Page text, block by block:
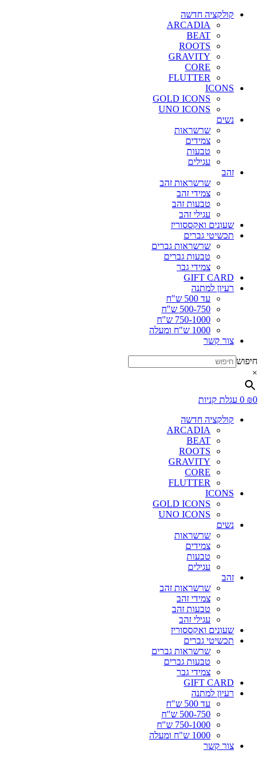
קולקציה חדשה
ARCADIA
BEAT
ROOTS
GRAVITY
CORE
FLUTTER
ICONS
GOLD ICONS
UNO ICONS
נשים
שרשראות
צמידים
טבעות
עגילים
זהב
שרשראות זהב
צמידי זהב
טבעות זהב
עגילי זהב
שעונים ואקססוריז
תכשיטי גברים
שרשראות גברים
טבעות גברים
צמידי גבר
GIFT CARD
רעיון למתנה
עד 500 ש"ח
500-750 ש"ח
750-1000 ש"ח
1000 ש"ח ומעלה
צור קשר
חיפוש
×
₪0
0 עגלת קניות
קולקציה חדשה
ARCADIA
BEAT
ROOTS
GRAVITY
CORE
FLUTTER
ICONS
GOLD ICONS
UNO ICONS
נשים
שרשראות
צמידים
טבעות
עגילים
זהב
שרשראות זהב
צמידי זהב
טבעות זהב
עגילי זהב
שעונים ואקססוריז
תכשיטי גברים
שרשראות גברים
טבעות גברים
צמידי גבר
GIFT CARD
רעיון למתנה
עד 500 ש"ח
500-750 ש"ח
750-1000 ש"ח
1000 ש"ח ומעלה
צור קשר